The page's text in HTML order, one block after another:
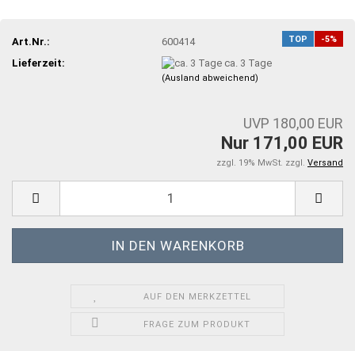
TOP -5%
Art.Nr.:
600414
Lieferzeit:
ca. 3 Tage
(Ausland abweichend)
UVP 180,00 EUR
Nur 171,00 EUR
zzgl. 19% MwSt. zzgl. Versand
AUF DEN MERKZETTEL
FRAGE ZUM PRODUKT